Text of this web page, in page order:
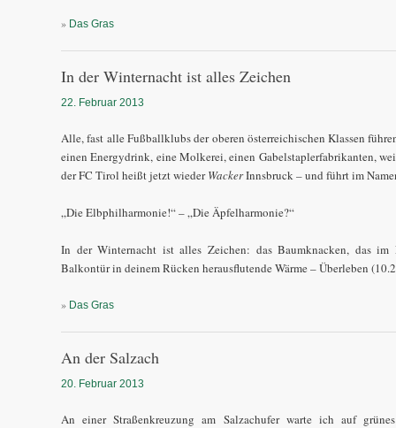
» Das Gras
In der Winternacht ist alles Zeichen
22. Februar 2013
Alle, fast alle Fußballklubs der oberen österreichischen Klassen
einen Energydrink, eine Molkerei, einen Gabelstaplerfabrikanten,
der FC Tirol heißt jetzt wiederWackerInnsbruck – und führt im
„Die Elbphilharmonie!“ – „Die Äpfelharmonie?“
In der Winternacht ist alles Zeichen: das Baumknacken, das
Balkontür in deinem Rücken herausflutende Wärme – Überleben
» Das Gras
An der Salzach
20. Februar 2013
An einer Straßenkreuzung am Salzachufer warte ich auf